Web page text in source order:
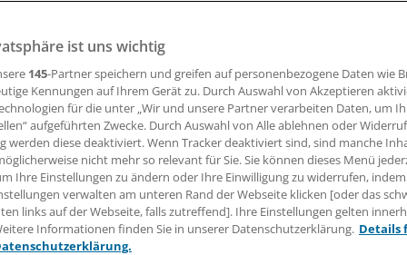
Manndeckung" will verdeutlichen, wie wichtig bei
ist.
Leserin, lieber Leser,
Beitrag können Sie lesen, sobald Sie sich eingeloggt
Jetzt anmelden »
Kostenlos
vergessen?
Problem beim Login?
ist uns wichtig
145-Partner speichern und greifen auf personenbezogene Daten wie
Kennungen auf Ihrem Gerät zu. Durch Auswahl von Akzeptieren
für die unter „Wir und unsere Partner verarbeiten Daten, um
aufgeführten Zwecke. Durch Auswahl von Alle ablehnen oder
werden diese deaktiviert. Wenn Tracker deaktiviert sind, sind manche
nicht mehr so relevant für Sie. Sie können dieses Menü
Ihre Einstellungen zu ändern oder Ihre Einwilligung zu widerrufen, indem
verwalten am unteren Rand der Webseite klicken [oder das
links auf der Webseite, falls zutreffend]. Ihre Einstellungen gelten
Informationen finden Sie in unserer Datenschutzerklärung. Details